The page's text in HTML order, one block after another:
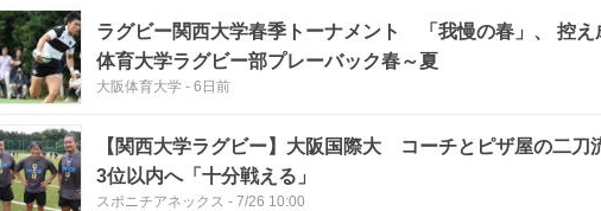
ラグビー関西大学春季トーナメント 「我慢の春」、 控
体育大学ラグビー部プレーバック春～夏
大阪体育大学 - 6日前
【関西大学ラグビー】大阪国際大 コーチとピザ屋の二
3位以内へ「十分戦える」
スポニチアネックス - 7/26 10:00